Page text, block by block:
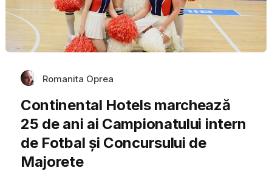
Romanita Oprea
Continental Hotels marchează
25 de ani ai Campionatului intern
de Fotbal și Concursului de
Majorete